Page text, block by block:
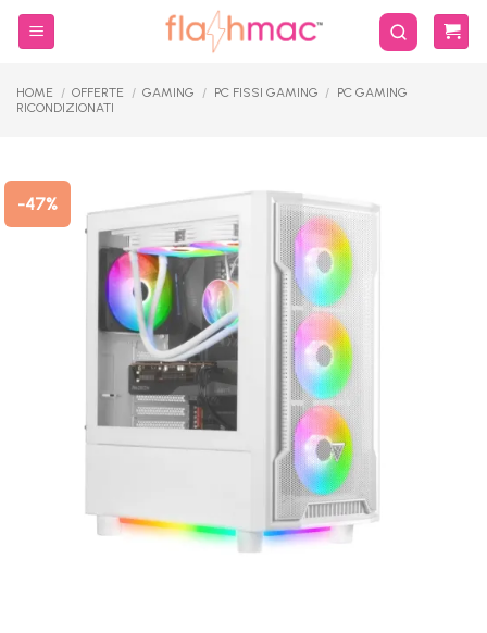
Salta
HOME / OFFERTE / GAMING / PC FISSI GAMING / PC GAMING
RICONDIZIONATI
-47%